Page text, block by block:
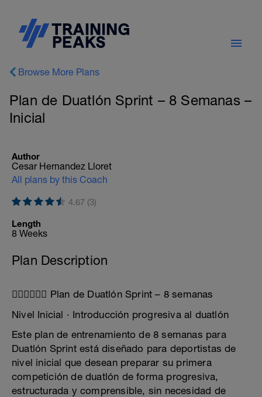
Browse More Plans
Plan de Duatlón Sprint – 8 Semanas –
Inicial
Author
Cesar Hernandez Lloret
All plans by this Coach
4.67 (3)
Length
8 Weeks
Plan Description
🏃‍♂️🚴‍♂️🏃‍♂️ Plan de Duatlón Sprint – 8 semanas
Nivel Inicial · Introducción progresiva al duatlón
Este plan de entrenamiento de 8 semanas para
Duatlón Sprint está diseñado para deportistas de
nivel inicial que desean preparar su primera
competición de duatlón de forma progresiva,
estructurada y comprensible, sin necesidad de